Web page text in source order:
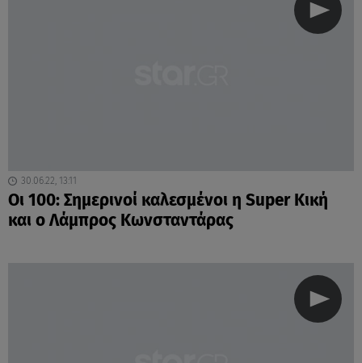
30.06.22, 13:11
Οι 100: Σημερινοί καλεσμένοι η Super Κική
και ο Λάμπρος Κωνσταντάρας